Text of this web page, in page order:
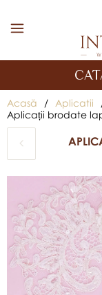
Acasă / Aplicatii
Aplicații brodate